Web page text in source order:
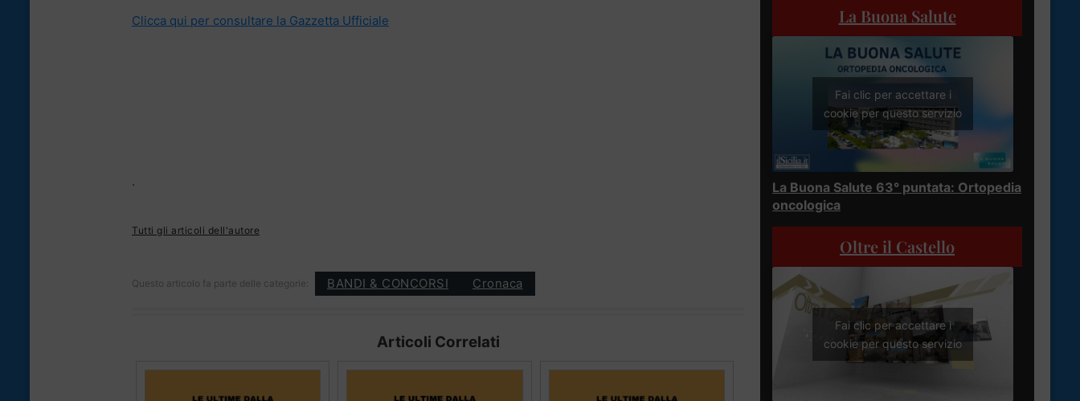
Clicca qui per consultare la Gazzetta Ufficiale
.
Tutti gli articoli dell'autore
Questo articolo fa parte delle categorie: BANDI & CONCORSI Cronaca
Articoli Correlati
La Buona Salute
Fai clic per accettare i
cookie per questo servizio
La Buona Salute 63° puntata: Ortopedia
oncologica
Oltre il Castello
Fai clic per accettare i
cookie per questo servizio